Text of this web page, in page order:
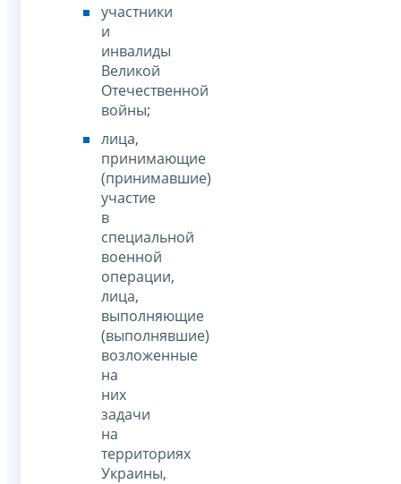
участники
и
инвалиды
Великой
Отечественной
войны;
лица,
принимающие
(принимавшие)
участие
в
специальной
военной
операции,
лица,
выполняющие
(выполнявшие)
возложенные
на
них
задачи
на
территориях
Украины,